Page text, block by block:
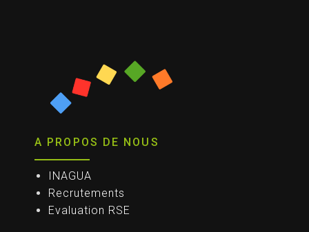
A PROPOS DE NOUS
INAGUA
Recrutements
Evaluation RSE